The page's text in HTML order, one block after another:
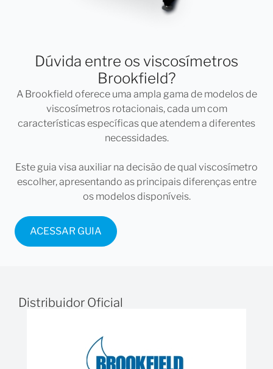
Unidades Krebs (KU): Para medir a viscosidade de
tintas e revestimentos.
Gramas: Para avaliar a resistência ao cisalhamento.
Centipoise (cP): Para conversão direta da
viscosidade.
especificações
32 – 1.099 g
27 – 5.274 cP*
Velocidade: 200 RPM ± 0,1 rpm
Dimensões: 53,34 x 30,48 x 43,18 cm (Caixa)
Ambiente de Operação: Temperatura: 0°C a 40°C
Dúvida entre os viscosímetros
Brookfield?
A Brookfield oferece uma ampla gama de modelos de
viscosímetros rotacionais, cada um com
características específicas que atendem a diferentes
necessidades.
Este guia visa auxiliar na decisão de qual viscosímetro
escolher, apresentando as principais diferenças entre
os modelos disponíveis.
ACESSAR GUIA
Distribuidor Oficial